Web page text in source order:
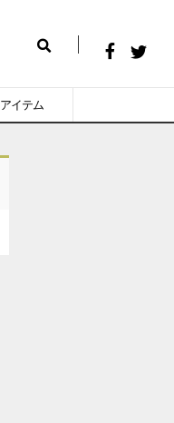
アイテム
索
Facebook